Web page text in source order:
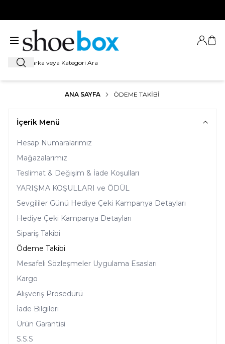
Ara
Giriş
ANA SAYFA ÖDEME TAKIBI
İçerik Menü
Hesap Numaralarımız
Mağazalarımız
Teslimat & Değişim & İade Koşulları
YARIŞMA KOŞULLARI ve ÖDÜL
Sevgililer Günü Hediye Çeki Kampanya Detayları
Hediye Çeki Kampanya Detayları
Sipariş Takibi
Ödeme Takibi
Mesafeli Sözleşmeler Uygulama Esasları
Kargo
Alışveriş Prosedürü
İade Bilgileri
Ürün Garantisi
S.S.S